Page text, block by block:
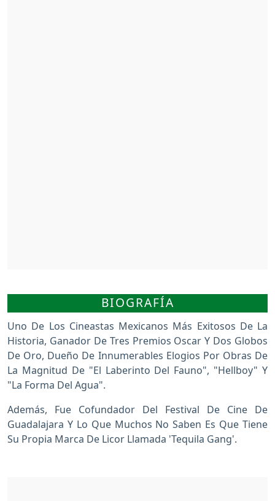
BIOGRAFÍA
Uno De Los Cineastas Mexicanos Más Exitosos De La
Historia, Ganador De Tres Premios Oscar Y Dos Globos
De Oro, Dueño De Innumerables Elogios Por Obras De
La Magnitud De "El Laberinto Del Fauno", "Hellboy" Y
"La Forma Del Agua".
Además, Fue Cofundador Del Festival De Cine De
Guadalajara Y Lo Que Muchos No Saben Es Que Tiene
Su Propia Marca De Licor Llamada 'Tequila Gang'.